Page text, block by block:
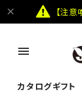
【注
カタログギフト